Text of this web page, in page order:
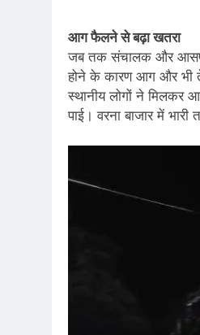
आग फैलने से बढ़ा खतरा
जब तक संचालक और
होने के कारण आग और भी
स्थानीय लोगों ने
पाई। वरना बाजार में